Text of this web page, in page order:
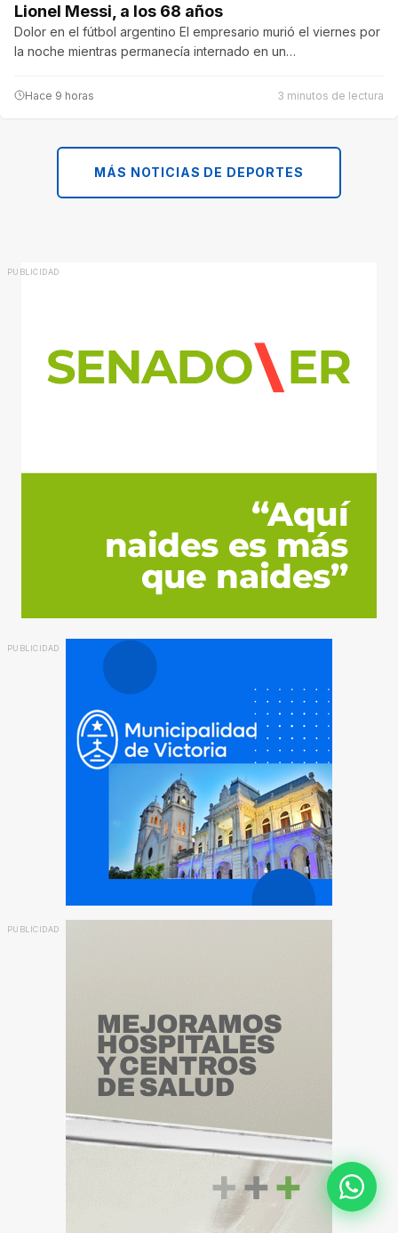
Lionel Messi, a los 68 años
Dolor en el fútbol argentino El empresario murió el viernes por
la noche mientras permanecía internado en un…
Hace 9 horas 3 minutos de lectura
MÁS NOTICIAS DE DEPORTES